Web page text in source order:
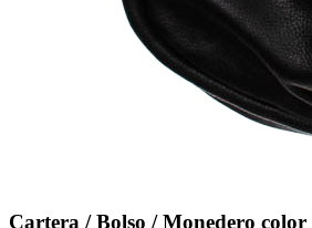
Cartera / Bolso / Monedero